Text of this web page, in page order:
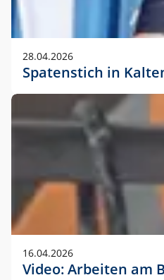
28.04.2026
Spatenstich in
16.04.2026
Video: Arbeiten am